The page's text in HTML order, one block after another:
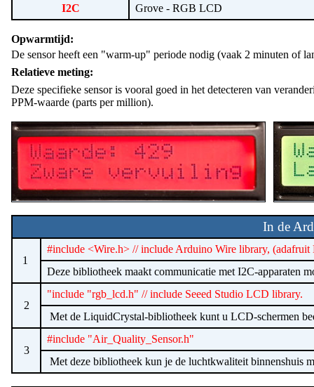
I2C
Grove - RGB LCD
Opwarmtijd:
De sensor heeft een "warm-up" periode nodig (vaak 2 minuten of
Relatieve meting:
Deze specifieke sensor is vooral goed in het detecteren van
PPM-waarde (parts per million).
In de
1
#include <Wire.h> // include Arduino Wire library, (adafruit
Deze bibliotheek maakt communicatie met I2C-apparaten
2
"include "rgb_lcd.h" // include Seeed Studio LCD library.
Met de LiquidCrystal-bibliotheek kunt u LCD-schermen
3
#include "Air_Quality_Sensor.h"
Met deze bibliotheek kun je de luchtkwaliteit binnenshuis